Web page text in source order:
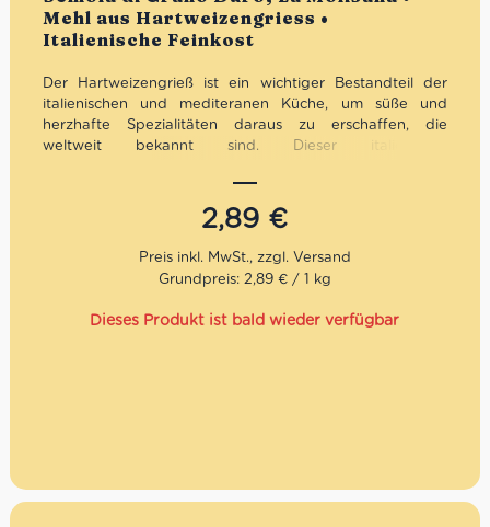
Mehl aus Hartweizengriess •
Italienische Feinkost
Der Hartweizengrieß ist ein wichtiger Bestandteil der
italienischen und mediteranen Küche, um süße und
herzhafte Spezialitäten daraus zu erschaffen, die
weltweit bekannt sind. Dieser italienische
für die Zubereitung klassischer Pasta, wie Tortellini,
Lasagne, Ravioli, Gnocci di Patate, Pizza sowie
Mürbeteiggebäck. Das Geheimnis dieses Produktes ist,
dass der Grieß aus Hartweizen etwas feiner gemahlen ist,
als wie wir es von dem
deutschen Hartweizengrieß her
Nutzt Du also die Semola für Deine Pasta,
werden die Nudelnetwas weniger grobkörnig.
Produkte und die Zufriedenheit der Kunden sind für die
2,89 €
Grundpreis: 2,89 € / 1 kg
Dieses Produkt ist bald wieder verfügbar